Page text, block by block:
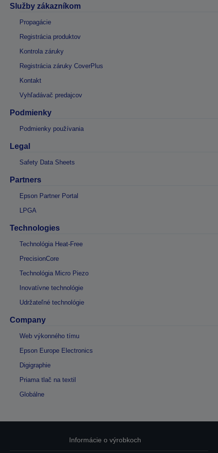
Služby zákazníkom
Propagácie
Registrácia produktov
Kontrola záruky
Registrácia záruky CoverPlus
Kontakt
Vyhľadávač predajcov
Podmienky
Podmienky používania
Legal
Safety Data Sheets
Partners
Epson Partner Portal
LPGA
Technologies
Technológia Heat-Free
PrecisionCore
Technológia Micro Piezo
Inovatívne technológie
Udržateľné technológie
Company
Web výkonného tímu
Epson Europe Electronics
Digigraphie
Priama tlač na textil
Globálne
Informácie o výrobkoch